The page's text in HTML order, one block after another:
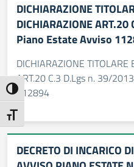
Attiva/disattiva alto contrasto
Attiva/disattiva dimensione testo
DICHIARAZIONE
DICHIARAZIONE
Piano Estate Avviso
DICHIARAZIONE TITOLARE
ART.20 C.3 D.Lgs n. 39/
112894
DECRETO DI INCARICO